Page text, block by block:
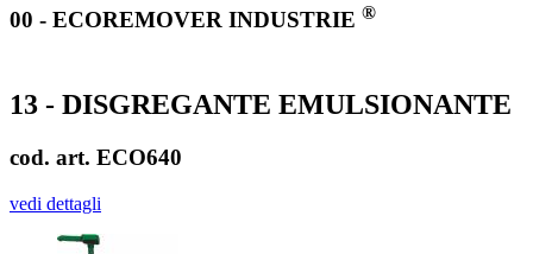
00 - ECOREMOVER INDUSTRIE ®
13 - DISGREGANTE EMULSIONANTE
cod. art. ECO640
vedi dettagli